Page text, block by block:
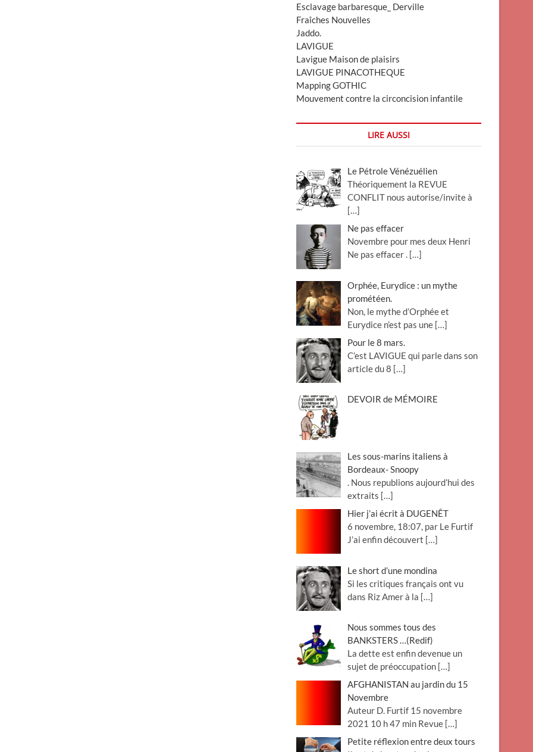
Esclavage barbaresque_ Derville
Fraîches Nouvelles
Jaddo.
LAVIGUE
Lavigue Maison de plaisirs
LAVIGUE PINACOTHEQUE
Mapping GOTHIC
Mouvement contre la circoncision infantile
LIRE AUSSI
Le Pétrole Vénézuélien
Théoriquement la REVUE
CONFLIT nous autorise/invite à
[…]
Ne pas effacer
Novembre pour mes deux Henri
Ne pas effacer . […]
Orphée, Eurydice : un mythe
prométéen.
Non, le mythe d’Orphée et
Eurydice n’est pas une […]
Pour le 8 mars.
C’est LAVIGUE qui parle dans son
article du 8 […]
DEVOIR de MÉMOIRE
Les sous-marins italiens à
Bordeaux- Snoopy
. Nous republions aujourd’hui des
extraits […]
Hier j’ai écrit à DUGENÊT
6 novembre, 18:07, par Le Furtif
J’ai enfin découvert […]
Le short d’une mondina
Si les critiques français ont vu
dans Riz Amer à la […]
Nous sommes tous des
BANKSTERS …(Redif)
La dette est enfin devenue un
sujet de préoccupation […]
AFGHANISTAN au jardin du 15
Novembre
Auteur D. Furtif 15 novembre
2021 10 h 47 min Revue […]
Petite réflexion entre deux tours